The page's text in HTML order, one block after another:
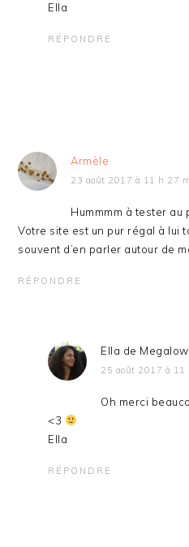
Ella
RÉPONDRE
Armèle
23 août 2017 à 11 h 27
Hummmm à tester au
Votre site est un pur régal à lui
souvent d’en parler autour de
RÉPONDRE
Ella de
25 août 2017 à 11
Oh merci
<3
Ella
RÉPONDRE